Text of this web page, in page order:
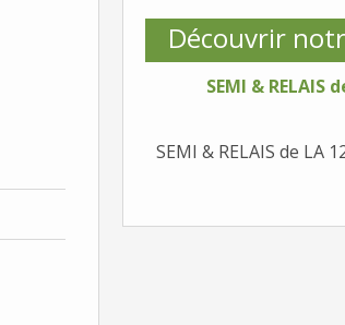
Découvrir
SEMI & RELAIS
SEMI & RELAIS de LA